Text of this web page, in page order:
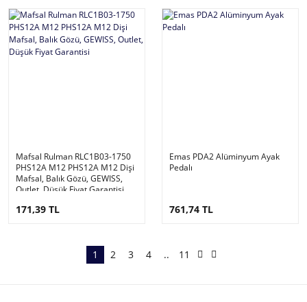
Mafsal Rulman RLC1B03-1750
PHS12A M12 PHS12A M12 Dişi
Mafsal, Balık Gözü, GEWISS,
Outlet, Düşük Fiyat Garantisi
171,39 TL
Emas PDA2 Alüminyum Ayak
Pedalı
761,74 TL
1 2 3 4 .. 11